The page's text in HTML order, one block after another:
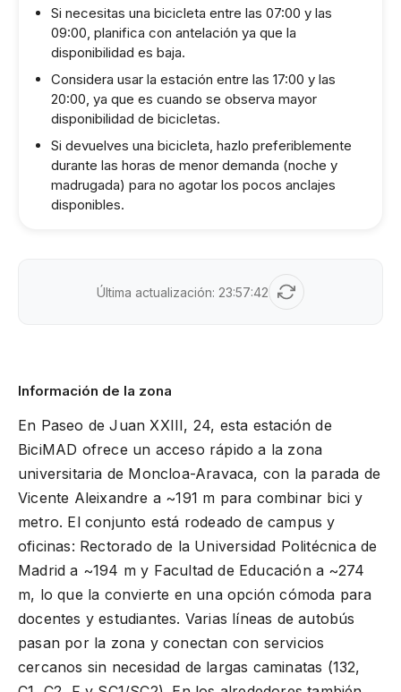
Si necesitas una bicicleta entre las 07:00 y las
09:00, planifica con antelación ya que la
disponibilidad es baja.
Considera usar la estación entre las 17:00 y las
20:00, ya que es cuando se observa mayor
disponibilidad de bicicletas.
Si devuelves una bicicleta, hazlo preferiblemente
durante las horas de menor demanda (noche y
madrugada) para no agotar los pocos anclajes
disponibles.
Última actualización: 23:57:42
Información de la zona
En Paseo de Juan XXIII, 24, esta estación de
BiciMAD ofrece un acceso rápido a la zona
universitaria de Moncloa-Aravaca, con la parada de
Vicente Aleixandre a ~191 m para combinar bici y
metro. El conjunto está rodeado de campus y
oficinas: Rectorado de la Universidad Politécnica de
Madrid a ~194 m y Facultad de Educación a ~274
m, lo que la convierte en una opción cómoda para
docentes y estudiantes. Varias líneas de autobús
pasan por la zona y conectan con servicios
cercanos sin necesidad de largas caminatas (132,